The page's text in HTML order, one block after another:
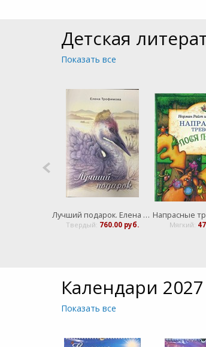
Детская
Показать все
Лучший подарок. Елена Трофимова
Твердый: 760.00 руб. Мягкий:
Календари 2027
Показать все